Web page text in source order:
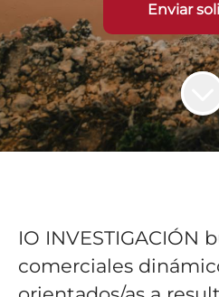
Enviar
IO INVESTIGACIÓN
comerciales